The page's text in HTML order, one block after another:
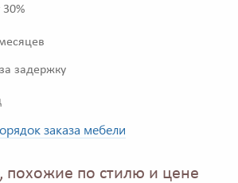
30%
задержку
заказа мебели
похожие по стилю и цене